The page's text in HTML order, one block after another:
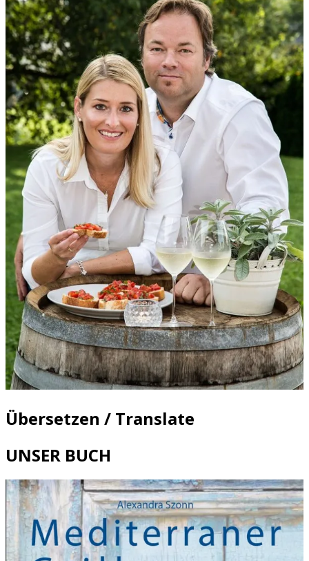
Übersetzen / Translate
UNSER BUCH